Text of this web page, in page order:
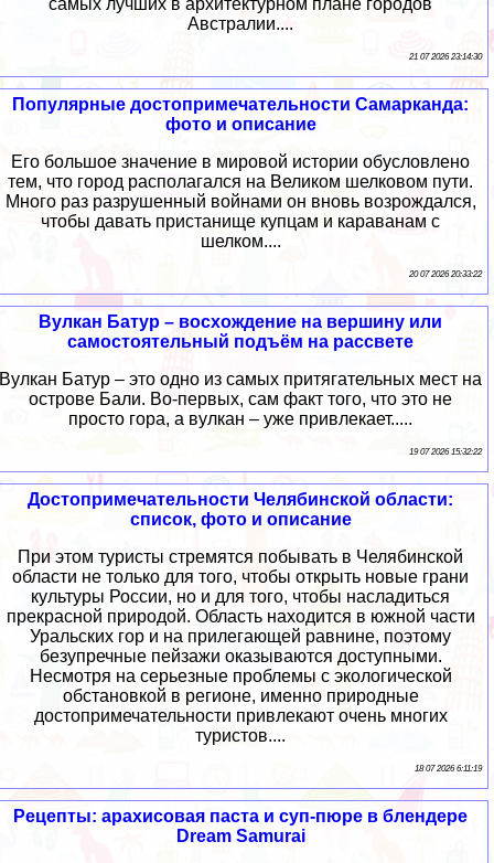
самых лучших в архитектурном плане городов
Австралии....
21 07 2026 23:14:30
Популярные достопримечательности Самарканда:
фото и описание
Его большое значение в мировой истории обусловлено
тем, что город располагался на Великом шелковом пути.
Много раз разрушенный войнами он вновь возрождался,
чтобы давать пристанище купцам и караванам с
шелком....
20 07 2026 20:33:22
Вулкан Батур – восхождение на вершину или
самостоятельный подъём на рассвете
Вулкан Батур – это одно из самых притягательных мест на
острове Бали. Во-первых, сам факт того, что это не
просто гора, а вулкан – уже привлекает.....
19 07 2026 15:32:22
Достопримечательности Челябинской области:
список, фото и описание
При этом туристы стремятся побывать в Челябинской
области не только для того, чтобы открыть новые грани
культуры России, но и для того, чтобы насладиться
прекрасной природой. Область находится в южной части
Уральских гор и на прилегающей равнине, поэтому
безупречные пейзажи оказываются доступными.
Несмотря на серьезные проблемы с экологической
обстановкой в регионе, именно природные
достопримечательности привлекают очень многих
туристов....
18 07 2026 6:11:19
Рецепты: арахисовая паста и суп-пюре в блендере
Dream Samurai